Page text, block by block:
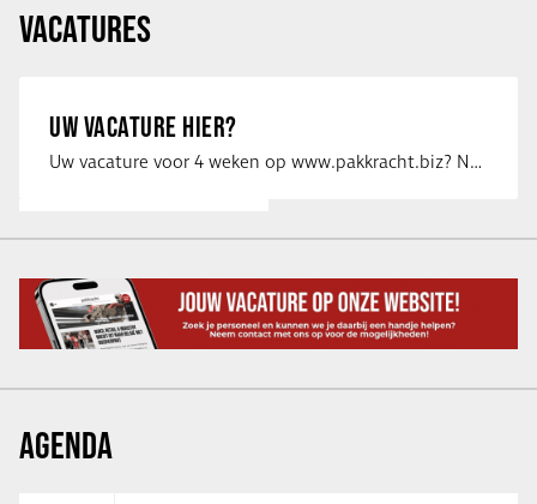
VACATURES
UW VACATURE HIER?
Uw vacature voor 4 weken op www.pakkracht.biz? Neem dan contact op met Yannick van …
AGENDA